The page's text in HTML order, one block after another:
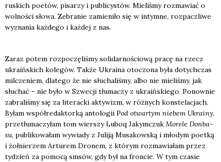
ru­skich poetów, pisa­rzy i publi­cy­stów. Mie­li­śmy roz­ma­wiać o
wol­no­ści sło­wa. Zebra­nie zamie­ni­ło się w intym­ne, roz­pacz­li­we
wyzna­nia każ­de­go i każ­dej z nas.
Zaraz potem roz­po­czę­li­śmy soli­dar­no­ścio­wą pra­cę na rzecz
ukra­iń­skich kole­gów. Tak­że Ukra­ina oto­czo­na była dotych­czas
mil­cze­niem, dla­te­go że nie słu­cha­li­śmy, albo nie mie­li­śmy, jak
słu­chać – nie było w Szwe­cji tłu­ma­czy z ukra­iń­skie­go. Ponow­nie
zabra­li­śmy się za lite­rac­ki akty­wizm, w róż­nych kon­ste­la­cjach.
Byłam współ­re­dak­tor­ką anto­lo­gii Pod otwar­tym nie­bem Ukra­iny,
prze­tłu­ma­czy­łam tom wier­szy Luboq Jakym­czuk More­le Don­ba­
su, publi­ko­wa­łam wywia­dy z Juli­ją Musa­kow­ską i mło­dym poet­ką
i żoł­nie­rzem Artu­rem Dro­nem, z któ­rym roz­ma­wia­łam przez
tydzień za pomo­cą smsów, gdy był na fron­cie. W tym cza­sie